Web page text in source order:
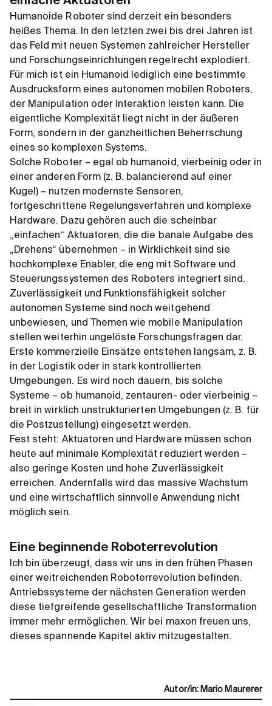
Humanoide Roboter sind derzeit ein besonders
heißes Thema. In den letzten zwei bis drei Jahren ist
das Feld mit neuen Systemen zahlreicher Hersteller
und Forschungseinrichtungen regelrecht explodiert.
Für mich ist ein Humanoid lediglich eine bestimmte
Ausdrucksform eines autonomen mobilen Roboters,
der Manipulation oder Interaktion leisten kann. Die
eigentliche Komplexität liegt nicht in der äußeren
Form, sondern in der ganzheitlichen Beherrschung
eines so komplexen Systems.
Solche Roboter – egal ob humanoid, vierbeinig oder in
einer anderen Form (z. B. balancierend auf einer
Kugel) – nutzen modernste Sensoren,
fortgeschrittene Regelungsverfahren und komplexe
Hardware. Dazu gehören auch die scheinbar
„einfachen“ Aktuatoren, die die banale Aufgabe des
„Drehens“ übernehmen – in Wirklichkeit sind sie
hochkomplexe Enabler, die eng mit Software und
Steuerungssystemen des Roboters integriert sind.
Zuverlässigkeit und Funktionsfähigkeit solcher
autonomen Systeme sind noch weitgehend
unbewiesen, und Themen wie mobile Manipulation
stellen weiterhin ungelöste Forschungsfragen dar.
Erste kommerzielle Einsätze entstehen langsam, z. B.
in der Logistik oder in stark kontrollierten
Umgebungen. Es wird noch dauern, bis solche
Systeme – ob humanoid, zentauren- oder vierbeinig –
breit in wirklich unstrukturierten Umgebungen (z. B. für
die Postzustellung) eingesetzt werden.
Fest steht: Aktuatoren und Hardware müssen schon
heute auf minimale Komplexität reduziert werden –
also geringe Kosten und hohe Zuverlässigkeit
erreichen. Andernfalls wird das massive Wachstum
und eine wirtschaftlich sinnvolle Anwendung nicht
möglich sein.
Eine beginnende Roboterrevolution
Ich bin überzeugt, dass wir uns in den frühen Phasen
einer weitreichenden Roboterrevolution befinden.
Antriebssysteme der nächsten Generation werden
diese tiefgreifende gesellschaftliche Transformation
immer mehr ermöglichen. Wir bei maxon freuen uns,
dieses spannende Kapitel aktiv mitzugestalten.
Autor/in: Mario Maurerer